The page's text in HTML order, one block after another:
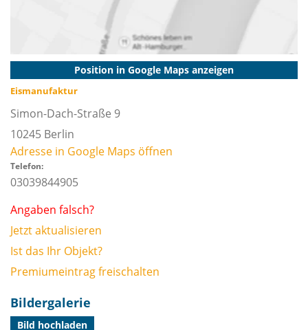
Position in Google Maps anzeigen
Eismanufaktur
Simon-Dach-Straße 9
10245 Berlin
Adresse in Google Maps öffnen
Telefon:
03039844905
Angaben falsch?
Jetzt aktualisieren
Ist das Ihr Objekt?
Premiumeintrag freischalten
Bildergalerie
Bild hochladen